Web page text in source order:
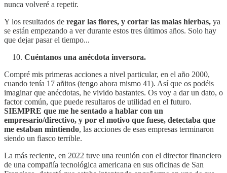
nunca volveré a repetir.
Y los resultados de regar las flores, y cortar las malas hierbas, ya
se están empezando a ver durante estos tres últimos años. Solo hay
que dejar pasar el tiempo...
Cuéntanos una anécdota inversora.
Compré mis primeras acciones a nivel particular, en el año 2000,
cuando tenía 17 añitos (tengo ahora mismo 41). Así que os podéis
imaginar que anécdotas, he vivido bastantes. Os voy a dar un dato, o
factor común, que puede resultaros de utilidad en el futuro.
SIEMPRE que me he sentado a hablar con un
empresario/directivo, y por el motivo que fuese, detectaba que
me estaban mintiendo, las acciones de esas empresas terminaron
siendo un fiasco terrible.
La más reciente, en 2022 tuve una reunión con el director financiero
de una compañía tecnológica americana en sus oficinas de San